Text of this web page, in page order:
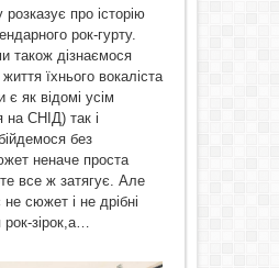
розказує про історію
рок-гурту.
також дізнаємося
життя їхнього вокаліста
як відомі усім
на СНІД) так і
без
неначе проста
все ж затягує. Але
сюжет і не дрібні
рок-зірок,а…